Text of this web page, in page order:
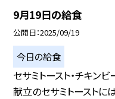
9月19日の給食
公開日 2025/09/19
今日の給食
セサミトースト・チキン
献立のセサミトーストに